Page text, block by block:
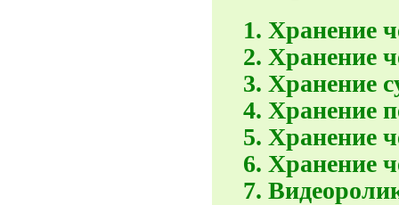
Хранение
Хранение
Хранение
Хранение
Хранение
Хранение